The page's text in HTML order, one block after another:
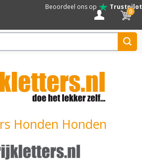
Beoordeel ons op Trustpilot
0
Honden Honden